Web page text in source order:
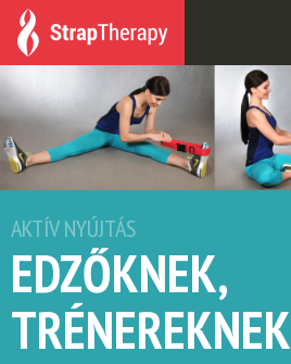
AKTÍV NYÚJTÁS
EDZŐKNEK,
TRÉNEREKNEK